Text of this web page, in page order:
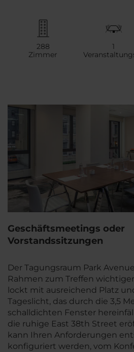
288
Zimmer
1
Geschäftsmeetings oder
Vorstandssitzungen
Der Tagungsraum Park
Rahmen zum Treffen
lockt mit ausreichend Platz
Tageslicht, das durch die 3,5
schalldichten Fenster
die ruhige East 38th Street
kann Ihren Anforderungen
konfiguriert werden, vom